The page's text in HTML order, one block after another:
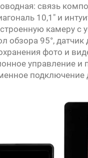
связь
10,1" и
камеру с
обзора 95°,
фото и
управление